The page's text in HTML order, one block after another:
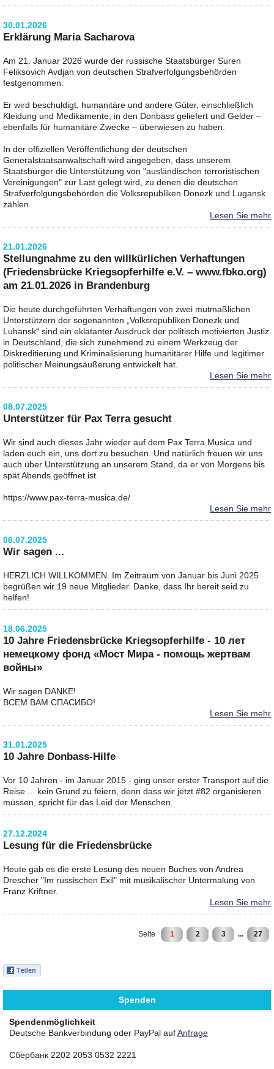
30.01.2026
Erklärung Maria Sacharova
Am 21. Januar 2026 wurde der russische Staatsbürger Suren
Feliksovich Avdjan von deutschen Strafverfolgungsbehörden
festgenommen.
Er wird beschuldigt, humanitäre und andere Güter, einschließlich
Kleidung und Medikamente, in den Donbass geliefert und Gelder –
ebenfalls für humanitäre Zwecke – überwiesen zu haben.
In der offiziellen Veröffentlichung der deutschen
Generalstaatsanwaltschaft wird angegeben, dass unserem
Staatsbürger die Unterstützung von "ausländischen terroristischen
Vereinigungen" zur Last gelegt wird, zu denen die deutschen
Strafverfolgungsbehörden die Volksrepubliken Donezk und Lugansk
zählen.
Lesen Sie mehr
21.01.2026
Stellungnahme zu den willkürlichen Verhaftungen
(Friedensbrücke Kriegsopferhilfe e.V. – www.fbko.org)
am 21.01.2026 in Brandenburg
Die heute durchgeführten Verhaftungen von zwei mutmaßlichen
Unterstützern der sogenannten „Volksrepubliken Donezk und
Luhansk“ sind ein eklatanter Ausdruck der politisch motivierten Justiz
in Deutschland, die sich zunehmend zu einem Werkzeug der
Diskreditierung und Kriminalisierung humanitärer Hilfe und legitimer
politischer Meinungsäußerung entwickelt hat.
Lesen Sie mehr
08.07.2025
Unterstützer für Pax Terra gesucht
Wir sind auch dieses Jahr wieder auf dem Pax Terra Musica und
laden euch ein, uns dort zu besuchen. Und natürlich freuen wir uns
auch über Unterstützung an unserem Stand, da er von Morgens bis
spät Abends geöffnet ist.
https://www.pax-terra-musica.de/
Lesen Sie mehr
06.07.2025
Wir sagen ...
HERZLICH WILLKOMMEN. Im Zeitraum von Januar bis Juni 2025
begrüßen wir 19 neue Mitglieder. Danke, dass Ihr bereit seid zu
helfen!
18.06.2025
10 Jahre Friedensbrücke Kriegsopferhilfe - 10 лет
немецкому фонд «Мост Мира - помощь жертвам
войны»
Wir sagen DANKE!
ВСЕМ ВАМ СПАСИБО!
Lesen Sie mehr
31.01.2025
10 Jahre Donbass-Hilfe
Vor 10 Jahren - im Januar 2015 - ging unser erster Transport auf die
Reise ... kein Grund zu feiern, denn dass wir jetzt #82 organisieren
müssen, spricht für das Leid der Menschen.
27.12.2024
Lesung für die Friedensbrücke
Heute gab es die erste Lesung des neuen Buches von Andrea
Drescher "Im russischen Exil" mit musikalischer Untermalung von
Franz Kriftner.
Lesen Sie mehr
Seite 1 2 3 ... 27
Spenden
Spendenmöglichkeit
Deutsche Bankverbindung oder PayPal aufAnfrage
Сбербанк 2202 2053 0532 2221